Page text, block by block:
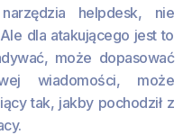
helpdesk, nie
dla atakującego jest to
może dopasować
wiadomości, może
tak, jakby pochodził z